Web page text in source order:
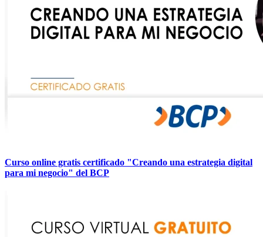
Curso online gratis certificado "Creando una estrategia digital
para mi negocio" del BCP